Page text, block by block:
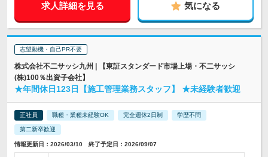
求人詳細を見る 気になる
志望動機・自己PR不要
株式会社不二サッシ九州 | 【東証スタンダード市場上場・不二サッシ
(株)100％出資子会社】
★年間休日123日【施工管理業務スタッフ】 ★未経験者歓迎
正社員 職種・業種未経験OK 完全週休2日制 学歴不問
第二新卒歓迎
情報更新日：2026/03/10 終了予定日：2026/09/07